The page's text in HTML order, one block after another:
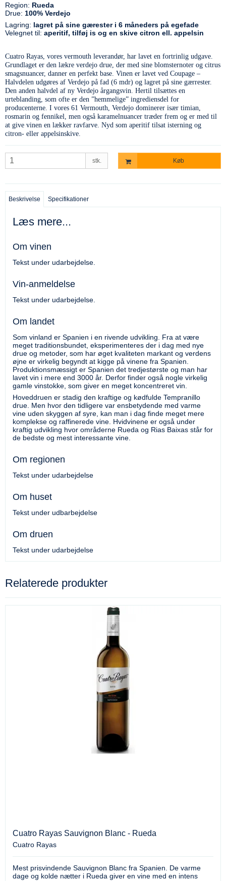
Region: Rueda
Drue: 100% Verdejo
Lagring: lagret på sine gærester i 6 måneders på egefade
Velegnet til: aperitif, tilføj is og en skive citron ell. appelsin
Cuatro Rayas, vores vermouth leverandør, har lavet en fortrinlig udgave.
Grundlaget er den lækre verdejo drue, der med sine blomsternoter og citrus
smagsnuancer, danner en perfekt base. Vinen er lavet ved Coupage –
Halvdelen udgøres af Verdejo på fad (6 mdr) og lagret på sine gærrester.
Den anden halvdel af ny Verdejo årgangsvin. Hertil tilsættes en
urteblanding, som ofte er den ”hemmelige” ingrediensdel for
producenterne. I vores 61 Vermouth, Verdejo dominerer især timian,
rosmarin og fennikel, men også karamelnuancer træder frem og er med til
at give vinen en lækker ravfarve. Nyd som aperitif tilsat isterning og
citron- eller appelsinskive.
stk. Køb
Beskrivelse Specifikationer
Læs mere...
Om vinen
Tekst under udarbejdelse.
Vin-anmeldelse
Tekst under udarbejdelse.
Om landet
Som vinland er Spanien i en rivende udvikling. Fra at være
meget traditionsbundet, eksperimenteres der i dag med nye
drue og metoder, som har øget kvaliteten markant og verdens
øjne er virkelig begyndt at kigge på vinene fra Spanien.
Produktionsmæssigt er Spanien det tredjestørste og man har
lavet vin i mere end 3000 år. Derfor finder også nogle virkelig
gamle vinstokke, som giver en meget koncentreret vin.
Hoveddruen er stadig den kraftige og kødfulde Tempranillo
drue. Men hvor den tidligere var ensbetydende med varme
vine uden skyggen af syre, kan man i dag finde meget mere
komplekse og raffinerede vine. Hvidvinene er også under
kraftig udvikling hvor områderne Rueda og Rias Baixas står for
de bedste og mest interessante vine.
Om regionen
Tekst under udarbejdelse
Om huset
Tekst under udbarbejdelse
Om druen
Tekst under udarbejdelse
Relaterede produkter
Cuatro Rayas Sauvignon Blanc - Rueda
Cuatro Rayas
Mest prisvindende Sauvignon Blanc fra Spanien. De varme
dage og kolde nætter i Rueda giver en vine med en intens